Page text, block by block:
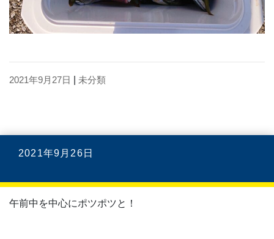
2021年9月27日 未分類
2021年9月26日
午前中を中心にポツポツと！